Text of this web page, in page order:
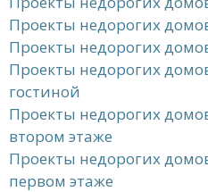
Проекты недорогих
Проекты недорогих
Проекты недорогих
гостиной
Проекты недорогих
втором этаже
Проекты недорогих
первом этаже